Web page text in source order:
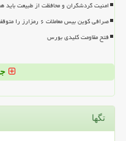
امنیت گردشگران و محافظت از طبیعت باید
صرافی کوین بیس معاملات ۶ رمزارز را متوقف ساخت
فتح مقاومت کلیدی بورس
تگها